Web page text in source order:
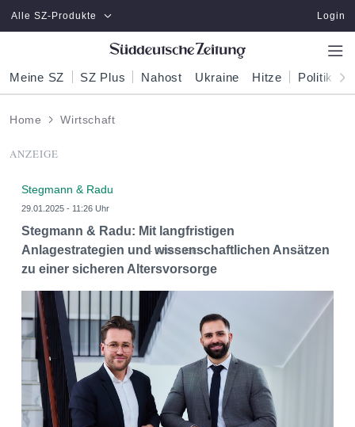
Zum Hauptinhalt springen
Alle SZ-Produkte Login
Meine SZ SZ Plus Nahost Ukraine Hitze Politik
Home Wirtschaft
ANZEIGE
Stegmann & Radu
29.01.2025 - 11:26 Uhr
Stegmann & Radu: Mit langfristigen
Anlagestrategien und wissenschaftlichen Ansätzen
zu einer sicheren Altersvorsorge